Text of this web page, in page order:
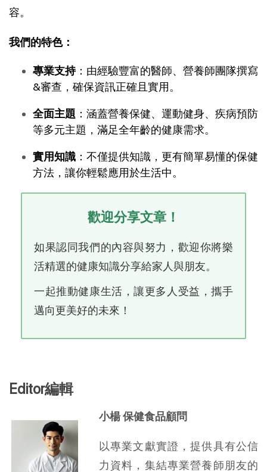
容。
我們的特色：
專業支持：由經驗豐富的醫師、營養師團隊撰寫
&審查，確保資訊正確且實用。
全面主題 ：涵蓋營養保健、運動健身、疾病預防
等多元主題，滿足全年齡的健康需求。
實用知識 ：不僅提供知識，更有簡單易懂的保健
方法，讓你輕鬆應用於生活中。
歡迎分享文章！
如果認同我們的內容與努力，歡迎你將樂
活精選的健康知識分享給家人與朋友。
一起推動健康生活，讓更多人受益，攜手
邁向更美好的未來！
Editor編輯
小楊 保健食品顧問
以專業文獻實證，提供具有公信
力資料，集結專業營養師朋友的